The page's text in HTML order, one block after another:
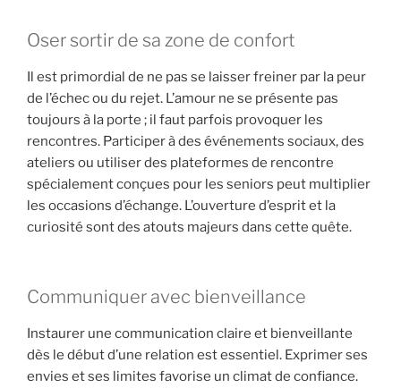
Oser sortir de sa zone de confort
Il est primordial de ne pas se laisser freiner par la peur
de l’échec ou du rejet. L’amour ne se présente pas
toujours à la porte ; il faut parfois provoquer les
rencontres. Participer à des événements sociaux, des
ateliers ou utiliser des plateformes de rencontre
spécialement conçues pour les seniors peut multiplier
les occasions d’échange. L’ouverture d’esprit et la
curiosité sont des atouts majeurs dans cette quête.
Communiquer avec bienveillance
Instaurer une communication claire et bienveillante
dès le début d’une relation est essentiel. Exprimer ses
envies et ses limites favorise un climat de confiance.